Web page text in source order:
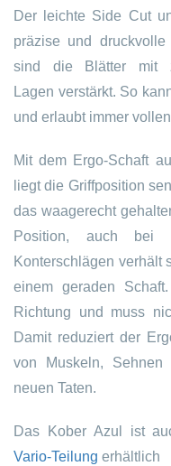
Der leichte Side Cut
präzise und
sind die Blätter mit
Lagen verstärkt. So
und erlaubt immer
Mit dem Ergo-Schaft
liegt die Griffposition
das waagerecht
Position, auch bei
Konterschlägen verhält
einem geraden
Richtung und muss
Damit reduziert der
von Muskeln,
neuen Taten.
Das Kober Azul ist
Vario-Teilung erhältlich